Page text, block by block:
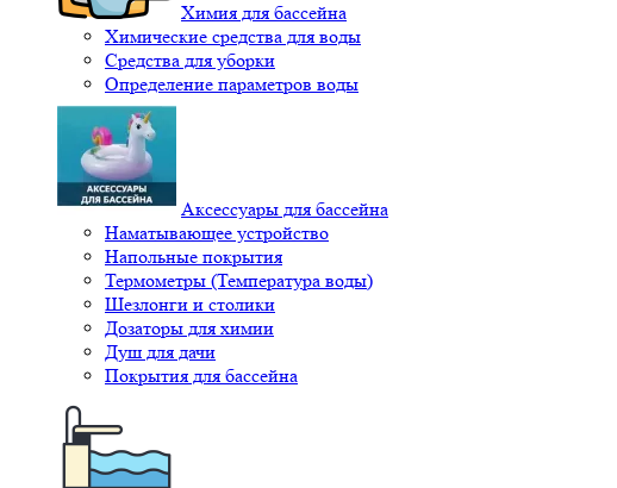
Химия для бассейна
Химические средства для воды
Средства для уборки
Определение параметров воды
Аксессуары для бассейна
Наматывающее устройство
Напольные покрытия
Термометры (Температура воды)
Шезлонги и столики
Дозаторы для химии
Душ для дачи
Покрытия для бассейна